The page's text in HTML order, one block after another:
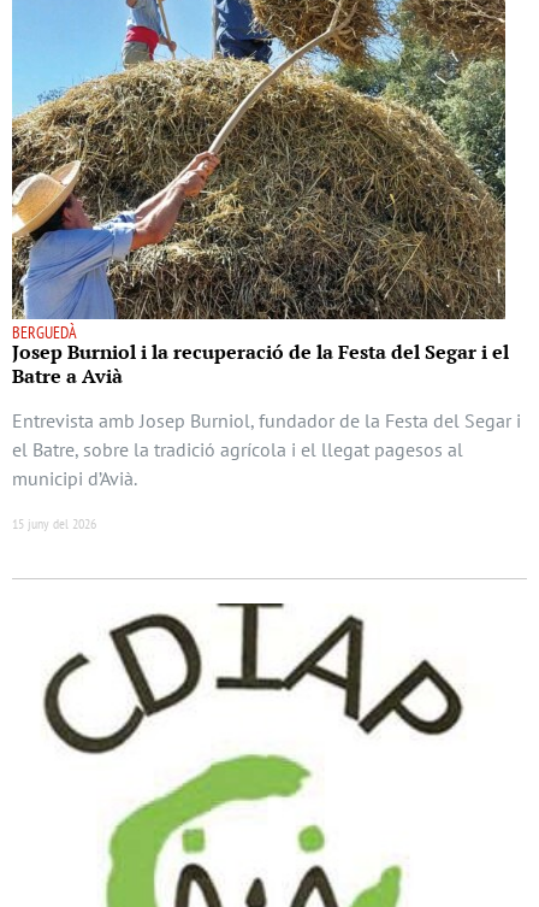
BERGUEDÀ
Josep Burniol i la recuperació de la Festa del Segar i el
Batre a Avià
Entrevista amb Josep Burniol, fundador de la Festa del Segar i
el Batre, sobre la tradició agrícola i el llegat pagesos al
municipi d’Avià.
15 juny del 2026